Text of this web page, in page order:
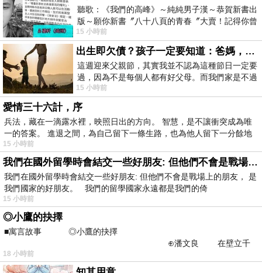
聽歌：《我們的高峰》～純純男子漢～恭賀新書出
版～願你新書〞八十八頁的青春〞大賣！記得你曾
經在我的版留言…「好讚的圖^^感覺大家
15 小時前
出生即欠債？孩子一定要知道：爸媽，其實我不欠你們
這週迎來父親節，其實我並不認為這種節日一定要
過，因為不是每個人都有好父母。而我們家是不過
節的，平時也沒什麼儀式感，生活趨近冷
15 小時前
愛情三十六計，序
兵法，藏在一滴露水裡，映照日出的方向。 智慧，是不讓衝突成為唯
一的答案。 進退之間，為自己留下一條生路，也為他人留下一分餘地
15 小時前
我們在國外留學時會結交一些好朋友: 但他們不會是戰場上的朋友
我們在國外留學時會結交一些好朋友: 但他們不會是戰場上的朋友， 是
我們國家的好朋友。 我們的留學國家永遠都是我們的倚
15 小時前
◎小鷹的抉擇
■寓言故事 ◎小鷹的抉擇
⊕潘文良 在壁立千
仞的懸崖上，有一座遮天蔽
18 小時前